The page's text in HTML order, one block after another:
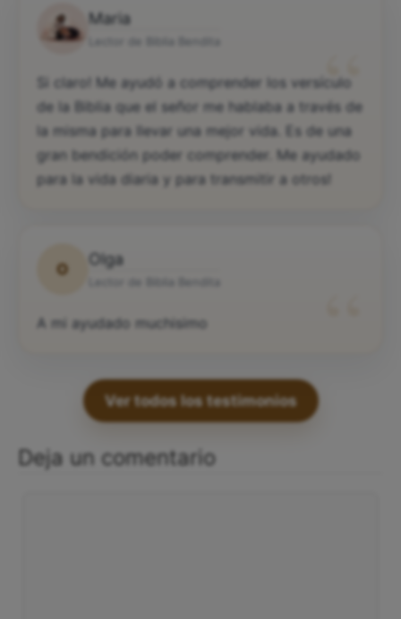
Maria
“
Si claro! Me ayudó a comprender los versículo
de la Biblia que el señor me hablaba a través de
la misma para llevar una mejor vida. Es de una
gran bendición poder comprender. Me ayudado
para la vida diaria y para transmitir a otros!
O
Olga
A mi ayudado muchisimo
Ver todos los testimonios
Deja un comentario